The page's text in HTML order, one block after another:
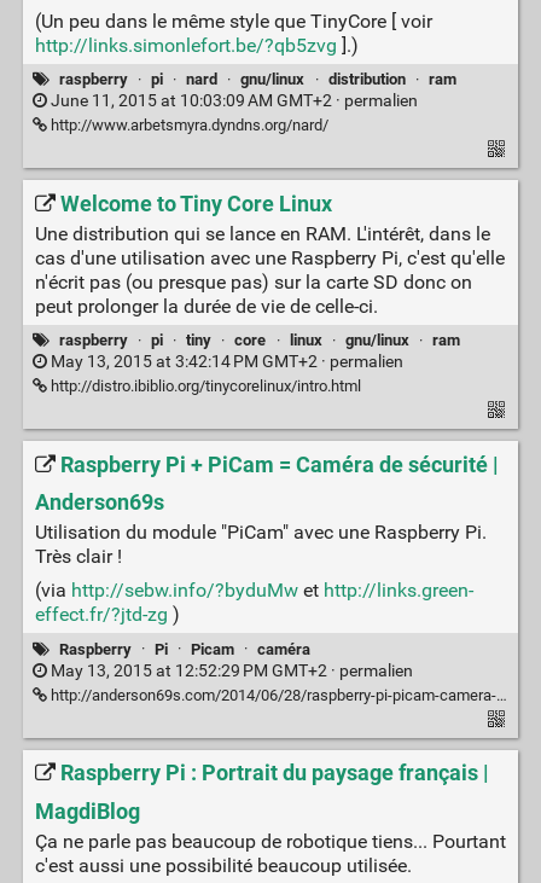
(Un peu dans le même style que TinyCore [ voir
http://links.simonlefort.be/?qb5zvg ].)
raspberry · pi · nard · gnu/linux · distribution · ram
June 11, 2015 at 10:03:09 AM GMT+2 · permalien
http://www.arbetsmyra.dyndns.org/nard/
Welcome to Tiny Core Linux
Une distribution qui se lance en RAM. L'intérêt, dans le
cas d'une utilisation avec une Raspberry Pi, c'est qu'elle
n'écrit pas (ou presque pas) sur la carte SD donc on
peut prolonger la durée de vie de celle-ci.
raspberry · pi · tiny · core · linux · gnu/linux · ram
May 13, 2015 at 3:42:14 PM GMT+2 · permalien
http://distro.ibiblio.org/tinycorelinux/intro.html
Raspberry Pi + PiCam = Caméra de sécurité |
Anderson69s
Utilisation du module "PiCam" avec une Raspberry Pi.
Très clair !
(via http://sebw.info/?byduMwet http://links.green-
effect.fr/?jtd-zg )
Raspberry · Pi · Picam · caméra
May 13, 2015 at 12:52:29 PM GMT+2 · permalien
http://anderson69s.com/2014/06/28/raspberry-pi-picam-camera-de-securite/
Raspberry Pi : Portrait du paysage français |
MagdiBlog
Ça ne parle pas beaucoup de robotique tiens... Pourtant
c'est aussi une possibilité beaucoup utilisée.